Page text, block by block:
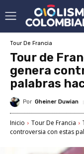
Tour De Francia
Tour de
genera
palabras
Por Gheiner Duwian
Inicio Tour De Francia
controversia con estas